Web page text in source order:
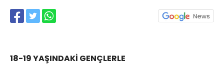
18-19 YAŞINDAKİ GENÇLERLE